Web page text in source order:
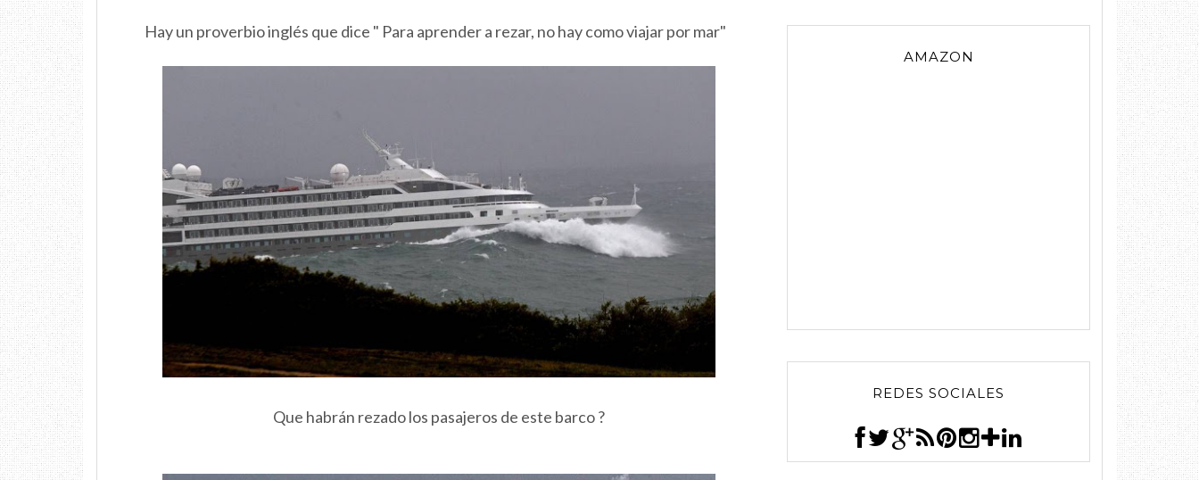
Hay un proverbio inglés que dice " Para aprender a rezar, no hay como viajar por mar"
Que habrán rezado los pasajeros de este barco ?
AMAZON
REDES SOCIALES